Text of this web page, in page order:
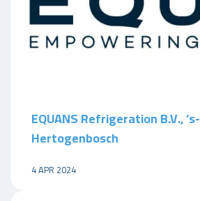
EQUANS Refrigeration B.V., ‘s-
Hertogenbosch
4 APR 2024